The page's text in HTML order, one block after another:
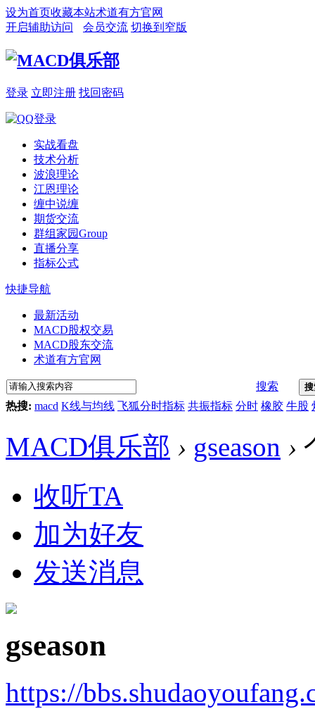
设为首页收藏本站术道有方官网
开启辅助访问
会员交流 切换到窄版
登录 立即注册 找回密码
实战看盘
技术分析
波浪理论
江恩理论
缠中说缠
期货交流
群组家园Group
直播分享
指标公式
快捷导航
最新活动
MACD股权交易
MACD股东交流
术道有方官网
搜索
热搜: macd K线与均线 飞狐分时指标 共振指标 分时 橡胶 牛股
MACD俱乐部 › gseason ›
收听TA
加为好友
发送消息
gseason
https://